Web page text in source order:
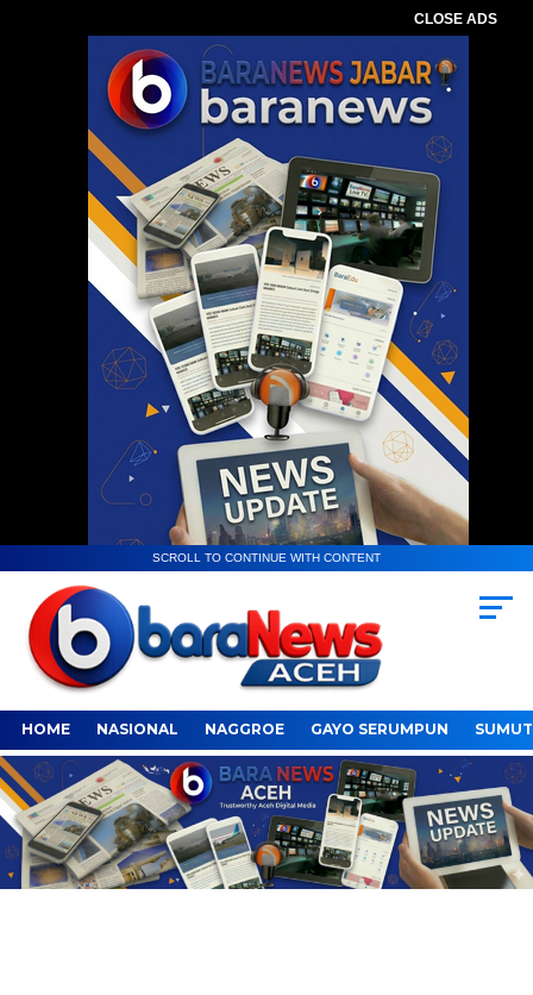
CLOSE ADS
SCROLL TO CONTINUE WITH CONTENT
HOME NASIONAL NAGGROE GAYO SERUMPUN SUMUT